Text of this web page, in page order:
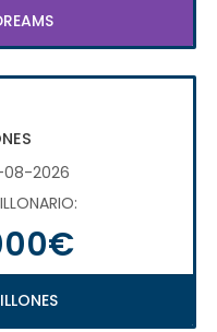
08-2026